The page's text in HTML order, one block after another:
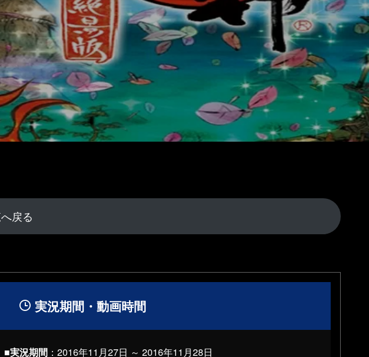
戻る
実況期間・動画時間
■実況期間 ：2016年11月27日 ～ 2016年11月28日